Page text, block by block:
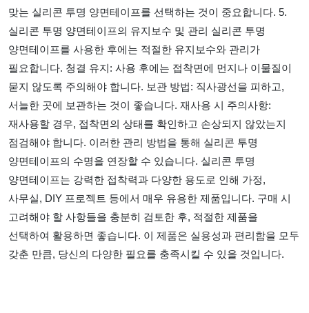
맞는 실리콘 투명 양면테이프를 선택하는 것이 중요합니다. 5.
실리콘 투명 양면테이프의 유지보수 및 관리 실리콘 투명
양면테이프를 사용한 후에는 적절한 유지보수와 관리가
필요합니다. 청결 유지: 사용 후에는 접착면에 먼지나 이물질이
묻지 않도록 주의해야 합니다. 보관 방법: 직사광선을 피하고,
서늘한 곳에 보관하는 것이 좋습니다. 재사용 시 주의사항:
재사용할 경우, 접착면의 상태를 확인하고 손상되지 않았는지
점검해야 합니다. 이러한 관리 방법을 통해 실리콘 투명
양면테이프의 수명을 연장할 수 있습니다. 실리콘 투명
양면테이프는 강력한 접착력과 다양한 용도로 인해 가정,
사무실, DIY 프로젝트 등에서 매우 유용한 제품입니다. 구매 시
고려해야 할 사항들을 충분히 검토한 후, 적절한 제품을
선택하여 활용하면 좋습니다. 이 제품은 실용성과 편리함을 모두
갖춘 만큼, 당신의 다양한 필요를 충족시킬 수 있을 것입니다.